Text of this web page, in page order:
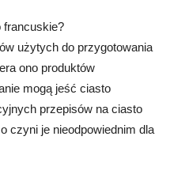
francuskie?
użytych do przygotowania
ono produktów
mogą jeść ciasto
przepisów na ciasto
czyni je nieodpowiednim dla